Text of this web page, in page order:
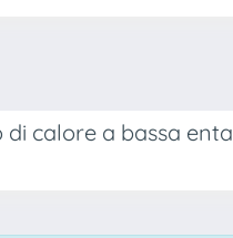
calore a bassa